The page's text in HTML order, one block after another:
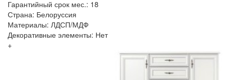
Гарантийный срок мес.: 18
Страна: Белоруссия
Материалы: ЛДСП/МДФ
Декоративные элементы: Нет
+